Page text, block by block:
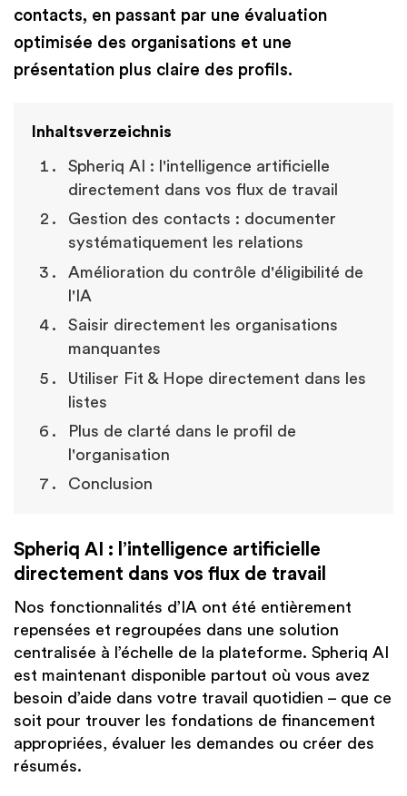
contacts, en passant par une évaluation
optimisée des organisations et une
présentation plus claire des profils.
Inhaltsverzeichnis
Spheriq AI : l'intelligence artificielle
directement dans vos flux de travail
Gestion des contacts : documenter
systématiquement les relations
Amélioration du contrôle d'éligibilité de
l'IA
Saisir directement les organisations
manquantes
Utiliser Fit & Hope directement dans les
listes
Plus de clarté dans le profil de
l'organisation
Conclusion
Spheriq AI : l’intelligence artificielle
directement dans vos flux de travail
Nos fonctionnalités d’IA ont été entièrement
repensées et regroupées dans une solution
centralisée à l’échelle de la plateforme. Spheriq AI
est maintenant disponible partout où vous avez
besoin d’aide dans votre travail quotidien – que ce
soit pour trouver les fondations de financement
appropriées, évaluer les demandes ou créer des
résumés.